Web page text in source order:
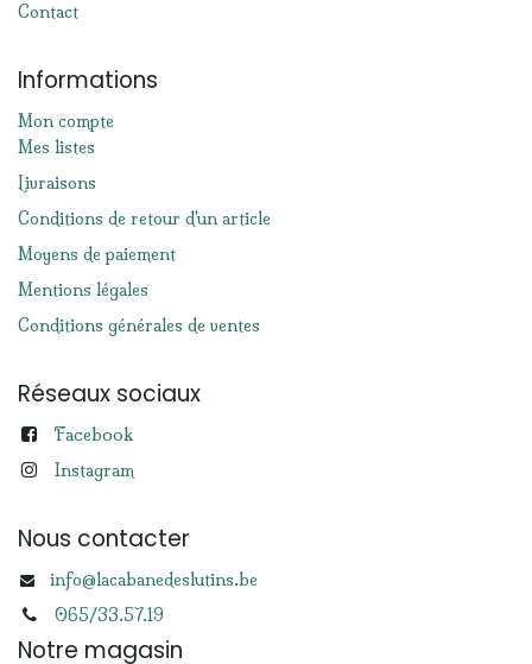
Contact
Informations
Mon compte
Mes listes
Livraisons
Conditions de retour d'un article
Moyens de paiement
Mentions légales
Conditions générales de ventes
Réseaux sociaux
Facebook
Instagram
Nous contacter
info@lacabanedeslutins.be
065/33.57.19
Notre magasin